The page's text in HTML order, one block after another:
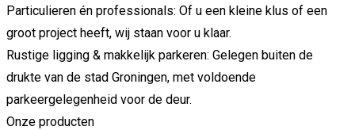
Particulieren én professionals: Of u een kleine klus of een
groot project heeft, wij staan voor u klaar.
Rustige ligging & makkelijk parkeren: Gelegen buiten de
drukte van de stad Groningen, met voldoende
parkeergelegenheid voor de deur.
Onze producten